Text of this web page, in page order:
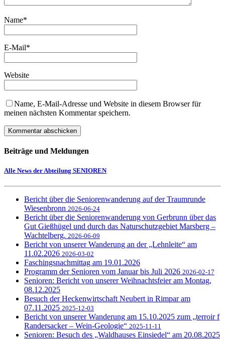
Name*
E-Mail*
Website
Name, E-Mail-Adresse und Website in diesem Browser für
meinen nächsten Kommentar speichern.
Beiträge und Meldungen
Alle News der Abteilung SENIOREN
Bericht über die Seniorenwanderung auf der Traumrunde
Wiesenbronn 2026-06-24
Bericht über die Seniorenwanderung von Gerbrunn über das
Gut Gießhügel und durch das Naturschutzgebiet Marsberg –
Wachtelberg. 2026-06-09
Bericht von unserer Wanderung an der „Lehnleite“ am
11.02.2026 2026-03-02
Faschingsnachmittag am 19.01.2026
Programm der Senioren vom Januar bis Juli 2026 2026-02-17
Senioren: Bericht von unserer Weihnachtsfeier am Montag,
08.12.2025
Besuch der Heckenwirtschaft Neubert in Rimpar am
07.11.2025 2025-12-03
Bericht von unserer Wanderung am 15.10.2025 zum „terroir f
Randersacker – Wein-Geologie“ 2025-11-11
Senioren: Besuch des „Waldhauses Einsiedel“ am 20.08.2025